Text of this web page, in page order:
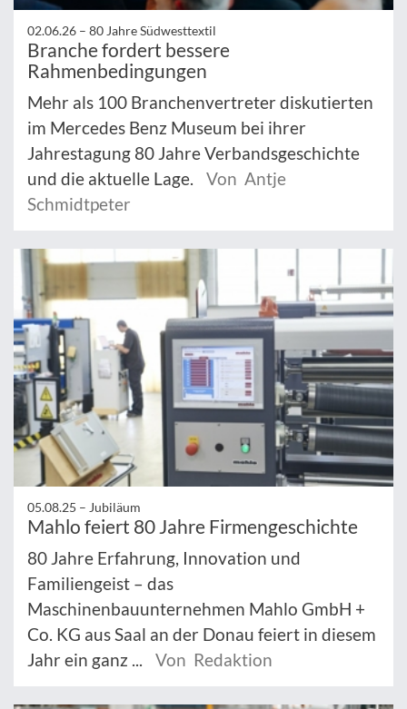
02.06.26 – 80 Jahre Südwesttextil
Branche fordert bessere
Rahmenbedingungen
Mehr als 100 Branchenvertreter diskutierten
im Mercedes Benz Museum bei ihrer
Jahrestagung 80 Jahre Verbandsgeschichte
und die aktuelle Lage.
Von Antje
Schmidtpeter
05.08.25 – Jubiläum
Mahlo feiert 80 Jahre Firmengeschichte
80 Jahre Erfahrung, Innovation und
Familiengeist – das
Maschinenbauunternehmen Mahlo GmbH +
Co. KG aus Saal an der Donau feiert in diesem
Jahr ein ganz ...
Von Redaktion